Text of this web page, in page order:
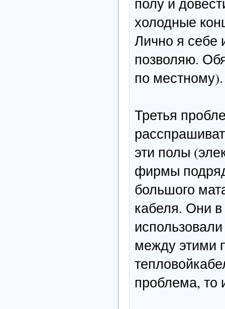
холодные
Лично я себе
позволяю.
по местному).
Третья
эти полы
фирмы
большого
кабеля. Они
между этими
проблема, то